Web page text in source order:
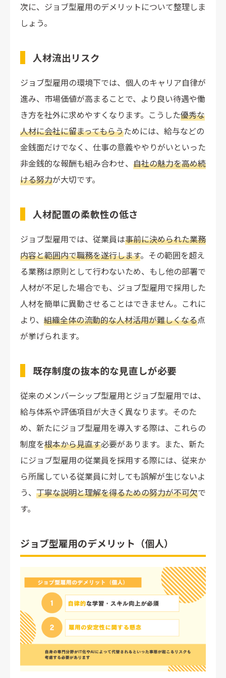
次に、ジョブ型雇用のデメリットについて整理しま
しょう。
人材流出リスク
ジョブ型雇用の環境下では、個人のキャリア自律が
進み、市場価値が高まることで、より良い待遇や働
き方を社外に求めやすくなります。こうした優秀な
人材に会社に留まってもらうためには、給与などの
金銭面だけでなく、仕事の意義ややりがいといった
非金銭的な報酬も組み合わせ、 自社の魅力を高め続
ける努力が大切です。
人材配置の柔軟性の低さ
ジョブ型雇用では、従業員は事前に決められた業務
内容と範囲内で職務を遂行します。その範囲を超え
る業務は原則として行わないため、もし他の部署で
人材が不足した場合でも、ジョブ型雇用で採用した
人材を簡単に異動させることはできません。これに
より、 組織全体の流動的な人材活用が難しくなる点
が挙げられます。
既存制度の抜本的な見直しが必要
従来のメンバーシップ型雇用とジョブ型雇用では、
給与体系や評価項目が大きく異なります。そのた
め、新たにジョブ型雇用を導入する際は、これらの
制度を根本から見直す必要があります。また、新た
にジョブ型雇用の従業員を採用する際には、従来か
ら所属している従業員に対しても誤解が生じないよ
う、 丁寧な説明と理解を得るための努力が不可欠で
す。
ジョブ型雇用のデメリット（個人）